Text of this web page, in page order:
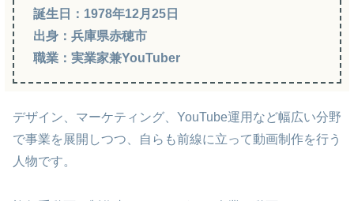
誕生日：1978年12月25日
出身：兵庫県赤穂市
職業：実業家兼YouTuber
デザイン、マーケティング、YouTube運用など幅広い分野
で事業を展開しつつ、自らも前線に立って動画制作を行う
人物です。